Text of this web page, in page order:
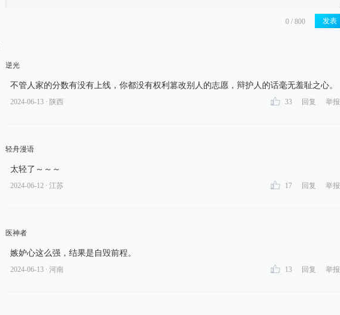
发表
逆光
不管人家的分数有没有上线，你都没有权利篡改别人的志愿，辩护人的话毫无羞耻之心。
2024-06-13 ∙ 陕西 33 回复 举报
轻舟漫语
太轻了～～～
2024-06-12 ∙ 江苏 17 回复 举报
医神者
嫉妒心这么强，结果是自毁前程。
2024-06-13 ∙ 河南 13 回复 举报